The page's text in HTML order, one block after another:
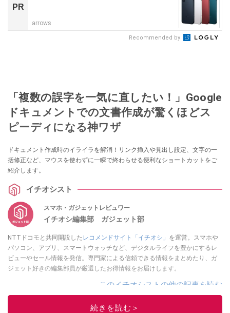
PR
arrows
Recommended by
「複数の誤字を一気に直したい！」Google
ドキュメントでの文書作成が驚くほどス
ピーディになる神ワザ
ドキュメント作成時のイライラを解消！リンク挿入や見出し設定、文字の一
括修正など、マウスを使わずに一瞬で終わらせる便利なショートカットをご
紹介します。
イチオシスト
スマホ・ガジェットレビュワー
イチオシ編集部 ガジェット部
NTTドコモと共同開設した レコメンドサイト「イチオシ」 を運営。スマホや
パソコン、アプリ、スマートウォッチなど、デジタルライフを豊かにするレ
ビューやセール情報を発信。専門家による信頼できる情報をまとめたり、ガ
ジェット好きの編集部員が厳選したお得情報をお届けします。
このイチオシストの他の記事を読む
続きを読む＞